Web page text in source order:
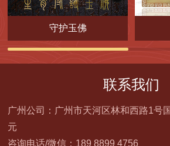
守护玉佛
联系我们
广州公司：广州市天河区林和西路1号
元
咨询电话/微信：189 8899 4756